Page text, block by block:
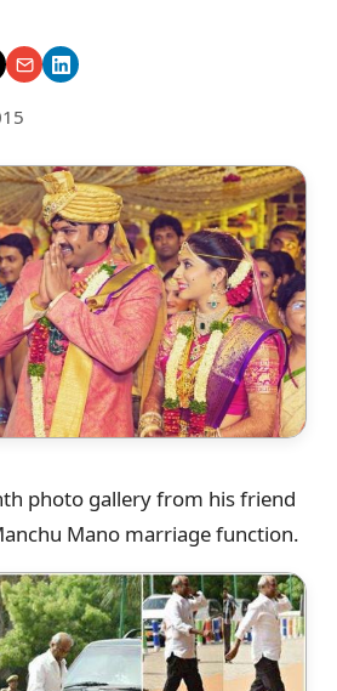
photo gallery from his friend
Mano marriage function.